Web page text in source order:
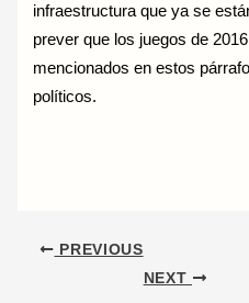
infraestructura que ya se
prever que los juegos de
mencionados en estos
políticos.
PREVIOUS
NEXT